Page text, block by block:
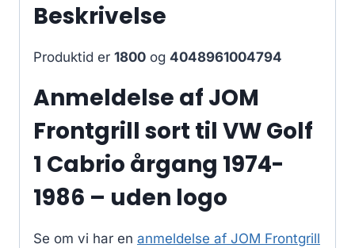
Beskrivelse
Produktid er 1800 og 4048961004794
Anmeldelse af JOM
Frontgrill sort til VW Golf
1 Cabrio årgang 1974-
1986 – uden logo
Se om vi har en anmeldelse af JOM Frontgrill